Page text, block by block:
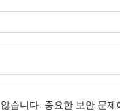
습니다. 중요한 보안 문